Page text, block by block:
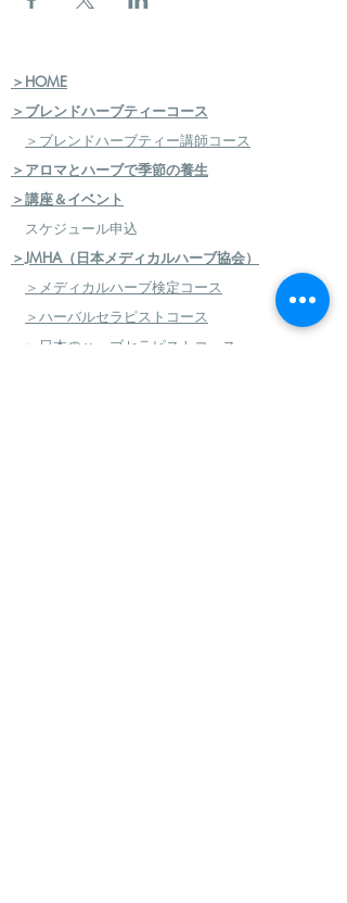
＞HOME
＞ブレンドハーブティーコース
＞ブレンドハーブティー講師コース
＞アロマとハーブで季節の養生
＞講座＆イベント
スケジュール申込
＞JMHA（日本メディカルハーブ協会）
＞メディカルハーブ検定コース
＞ハーバルセラピストコース
＞日本のハーブセラピストコース